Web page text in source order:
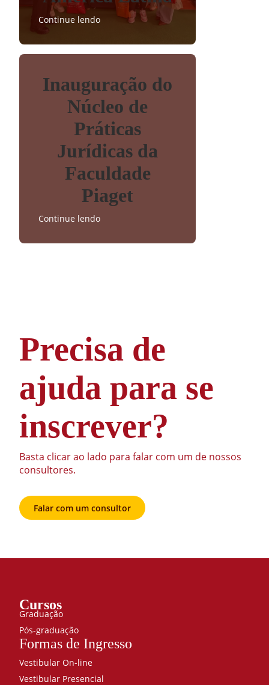
Continue lendo
Inauguração do
Núcleo de
Práticas
Jurídicas da
Faculdade
Piaget
Continue lendo
Precisa de
ajuda para se
inscrever?
Basta clicar ao lado para falar com um de nossos
consultores.
Falar com um consultor
Cursos
Graduação
Pós-graduação
Formas de Ingresso
Vestibular On-line
Vestibular Presencial